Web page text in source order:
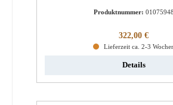
Produktnummer: 01075948
Regulärer Preis:
322,00 €
Lieferzeit ca. 2-3
Details